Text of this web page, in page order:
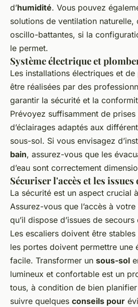
d’humidité. Vous pouvez
solutions de ventilation naturelle,
oscillo-battantes, si la
le permet.
Système électrique et
Les installations électriques et
être réalisées par des
garantir la sécurité et la
Prévoyez suffisamment de
d’éclairages adaptés aux
sous-sol. Si vous envisagez
bain, assurez-vous que les
d’eau sont correctement
Sécuriser l'accès et les issues
La sécurité est un aspect crucial
Assurez-vous que l’accès à
qu’il dispose d’issues de secours
Les escaliers doivent être
les portes doivent permettre une
facile. Transformer un sous-sol
lumineux et confortable est un
tous, à condition de bien
suivre quelques conseils pour